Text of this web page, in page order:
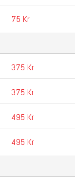
75 Kr
375 Kr
375 Kr
495 Kr
495 Kr